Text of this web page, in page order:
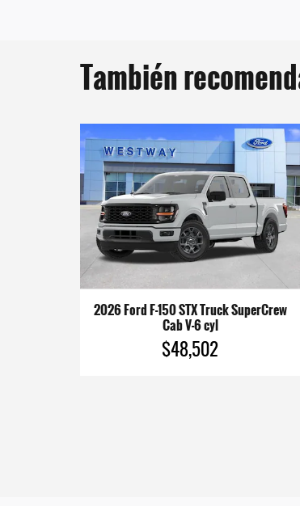
También
2026 Ford F-150 STX Truck SuperCrew
Cab V-6 cyl
$48,502